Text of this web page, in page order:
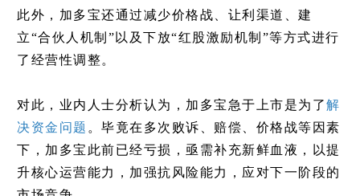
此外，加多宝还通过减少价格战、让利渠道、建
立“合伙人机制”以及下放“红股激励机制”等方式进行
了经营性调整。
对此，业内人士分析认为，加多宝急于上市是为了解
决资金问题 。毕竟在多次败诉、赔偿、价格战等因素
下，加多宝此前已经亏损，亟需补充新鲜血液，以提
升核心运营能力，加强抗风险能力，应对下一阶段的